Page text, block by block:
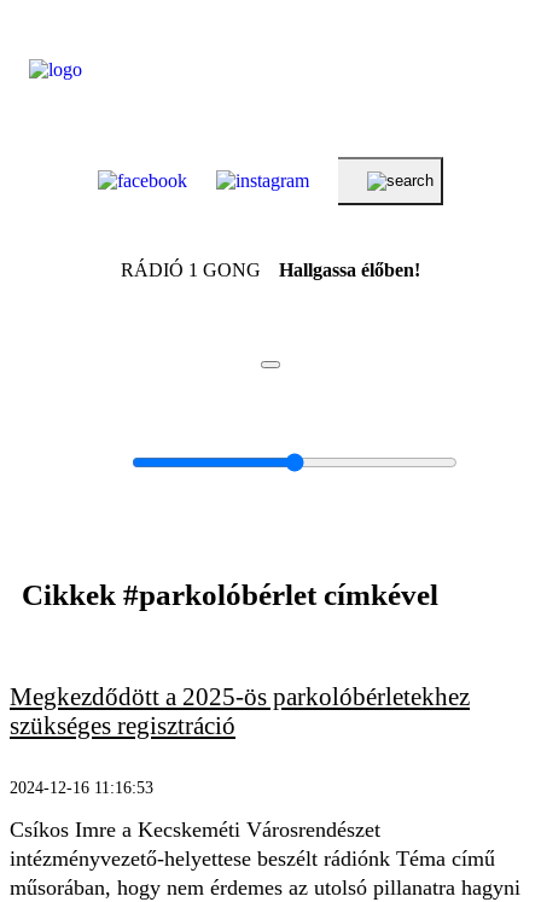
KERESÉS
RÁDIÓ 1 GONG Hallgassa élőben!
Cikkek #parkolóbérletcímkével
Megkezdődött a 2025-ös parkolóbérletekhez
szükséges regisztráció
2024-12-16 11:16:53
Csíkos Imre a Kecskeméti Városrendészet
intézményvezető-helyettese beszélt rádiónk Téma című
műsorában, hogy nem érdemes az utolsó pillanatra hagyni